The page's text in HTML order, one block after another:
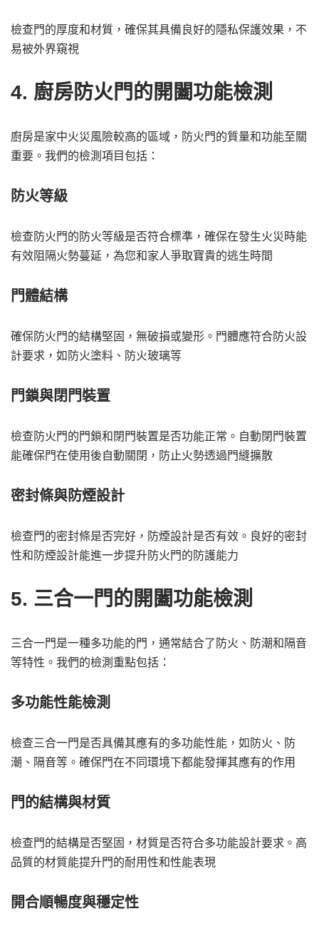
檢查門的厚度和材質，確保其具備良好的隱私保護效果，不
易被外界窺視
4. 廚房防火門的開闔功能檢測
廚房是家中火災風險較高的區域，防火門的質量和功能至關
重要。我們的檢測項目包括：
防火等級
檢查防火門的防火等級是否符合標準，確保在發生火災時能
有效阻隔火勢蔓延，為您和家人爭取寶貴的逃生時間
門體結構
確保防火門的結構堅固，無破損或變形。門體應符合防火設
計要求，如防火塗料、防火玻璃等
門鎖與閉門裝置
檢查防火門的門鎖和閉門裝置是否功能正常。自動閉門裝置
能確保門在使用後自動關閉，防止火勢透過門縫擴散
密封條與防煙設計
檢查門的密封條是否完好，防煙設計是否有效。良好的密封
性和防煙設計能進一步提升防火門的防護能力
5. 三合一門的開闔功能檢測
三合一門是一種多功能的門，通常結合了防火、防潮和隔音
等特性。我們的檢測重點包括：
多功能性能檢測
檢查三合一門是否具備其應有的多功能性能，如防火、防
潮、隔音等。確保門在不同環境下都能發揮其應有的作用
門的結構與材質
檢查門的結構是否堅固，材質是否符合多功能設計要求。高
品質的材質能提升門的耐用性和性能表現
開合順暢度與穩定性